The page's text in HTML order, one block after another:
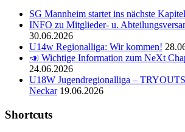
SG Mannheim startet ins nächste Kapitel
INFO zu Mitglieder- u.
30.06.2026
U14w Regionalliga: Wir kommen!
📣 Wichtige Information zum NeXt
24.06.2026
U18W Jugendregionalliga –
Neckar 19.06.2026
Shortcuts